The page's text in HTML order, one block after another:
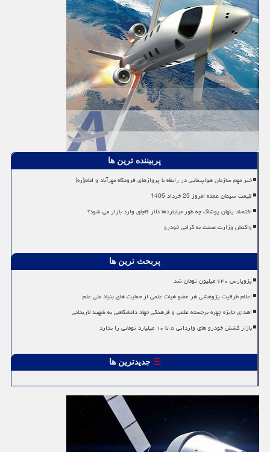
پربیننده ترین ها
خبر مهم سازمان هواپیمایی در رابطه با پروازهای فرودگاه مهرآباد و امام(ره)
قیمت سیمان عمده امروز 25 خرداد 1405
اقتصاد پنهان پوشاک چه طور میلیاردها دلار قاچاق وارد بازار می شود؟
واکنش وزارت صمت به گرانی خودرو
پربحث ترین ها
پژوپارس ۶۴۰ میلیون تومان شد
اعلام ظرفیت پژوهشی هر عضو هیات علمی از حمایت های بنیاد ملی علم
اهدای جایزه چهره برجسته علمی و فرهنگی جهاد دانشگاهی به شهید لاریجانی
بازار کشش خودرو های وارداتی ۵ تا ۱۰ میلیارد تومانی را ندارد
جدیدترین ها